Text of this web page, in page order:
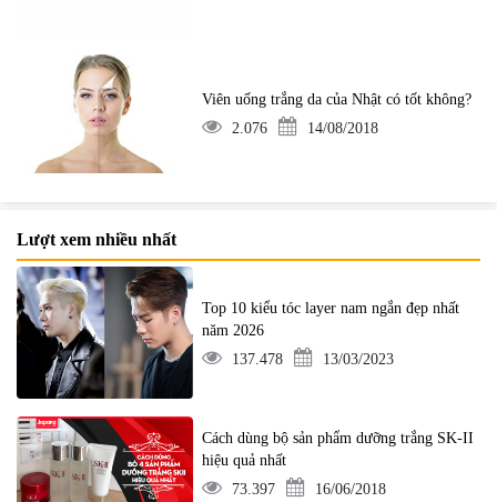
Viên uống trắng da của Nhật có tốt không?
2.076
14/08/2018
Lượt xem nhiều nhất
Top 10 kiểu tóc layer nam ngắn đẹp nhất
năm 2026
137.478
13/03/2023
Cách dùng bộ sản phẩm dưỡng trắng SK-II
hiệu quả nhất
73.397
16/06/2018